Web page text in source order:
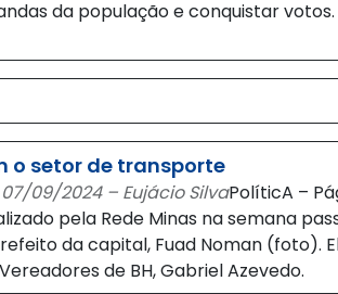
da população e conquistar
o setor de transporte
09/2024 – Eujácio SilvaPolíticA –
pela Rede Minas na semana
da capital, Fuad Noman (foto).
de BH, Gabriel Azevedo.